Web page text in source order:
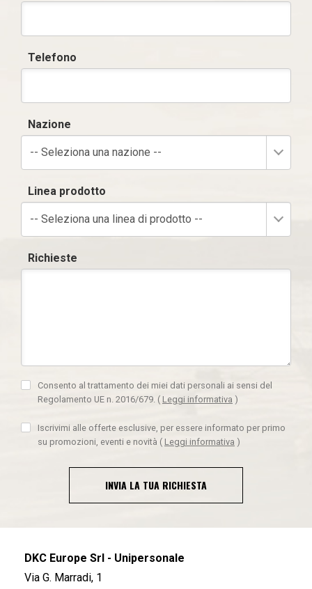
Telefono
Nazione
-- Seleziona una nazione --
Linea prodotto
-- Seleziona una linea di prodotto --
Richieste
Consento al trattamento dei miei dati personali ai sensi del
Regolamento UE n. 2016/679. ( Leggi informativa )
Iscrivimi alle offerte esclusive, per essere informato per primo
su promozioni, eventi e novità ( Leggi informativa )
INVIA LA TUA RICHIESTA
DKC Europe Srl - Unipersonale
Via G. Marradi, 1